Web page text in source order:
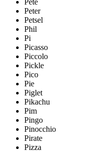
Pete
Peter
Petsel
Phil
Pi
Picasso
Piccolo
Pickle
Pico
Pie
Piglet
Pikachu
Pim
Pingo
Pinocchio
Pirate
Pizza